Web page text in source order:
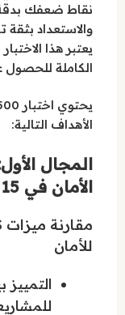
نقاط ضعفك
يعتبر هذا
الكاملة
الأهداف التالية:
المجال
الأمان في GHAS – 15 سؤالاً
للأمان
التمييز